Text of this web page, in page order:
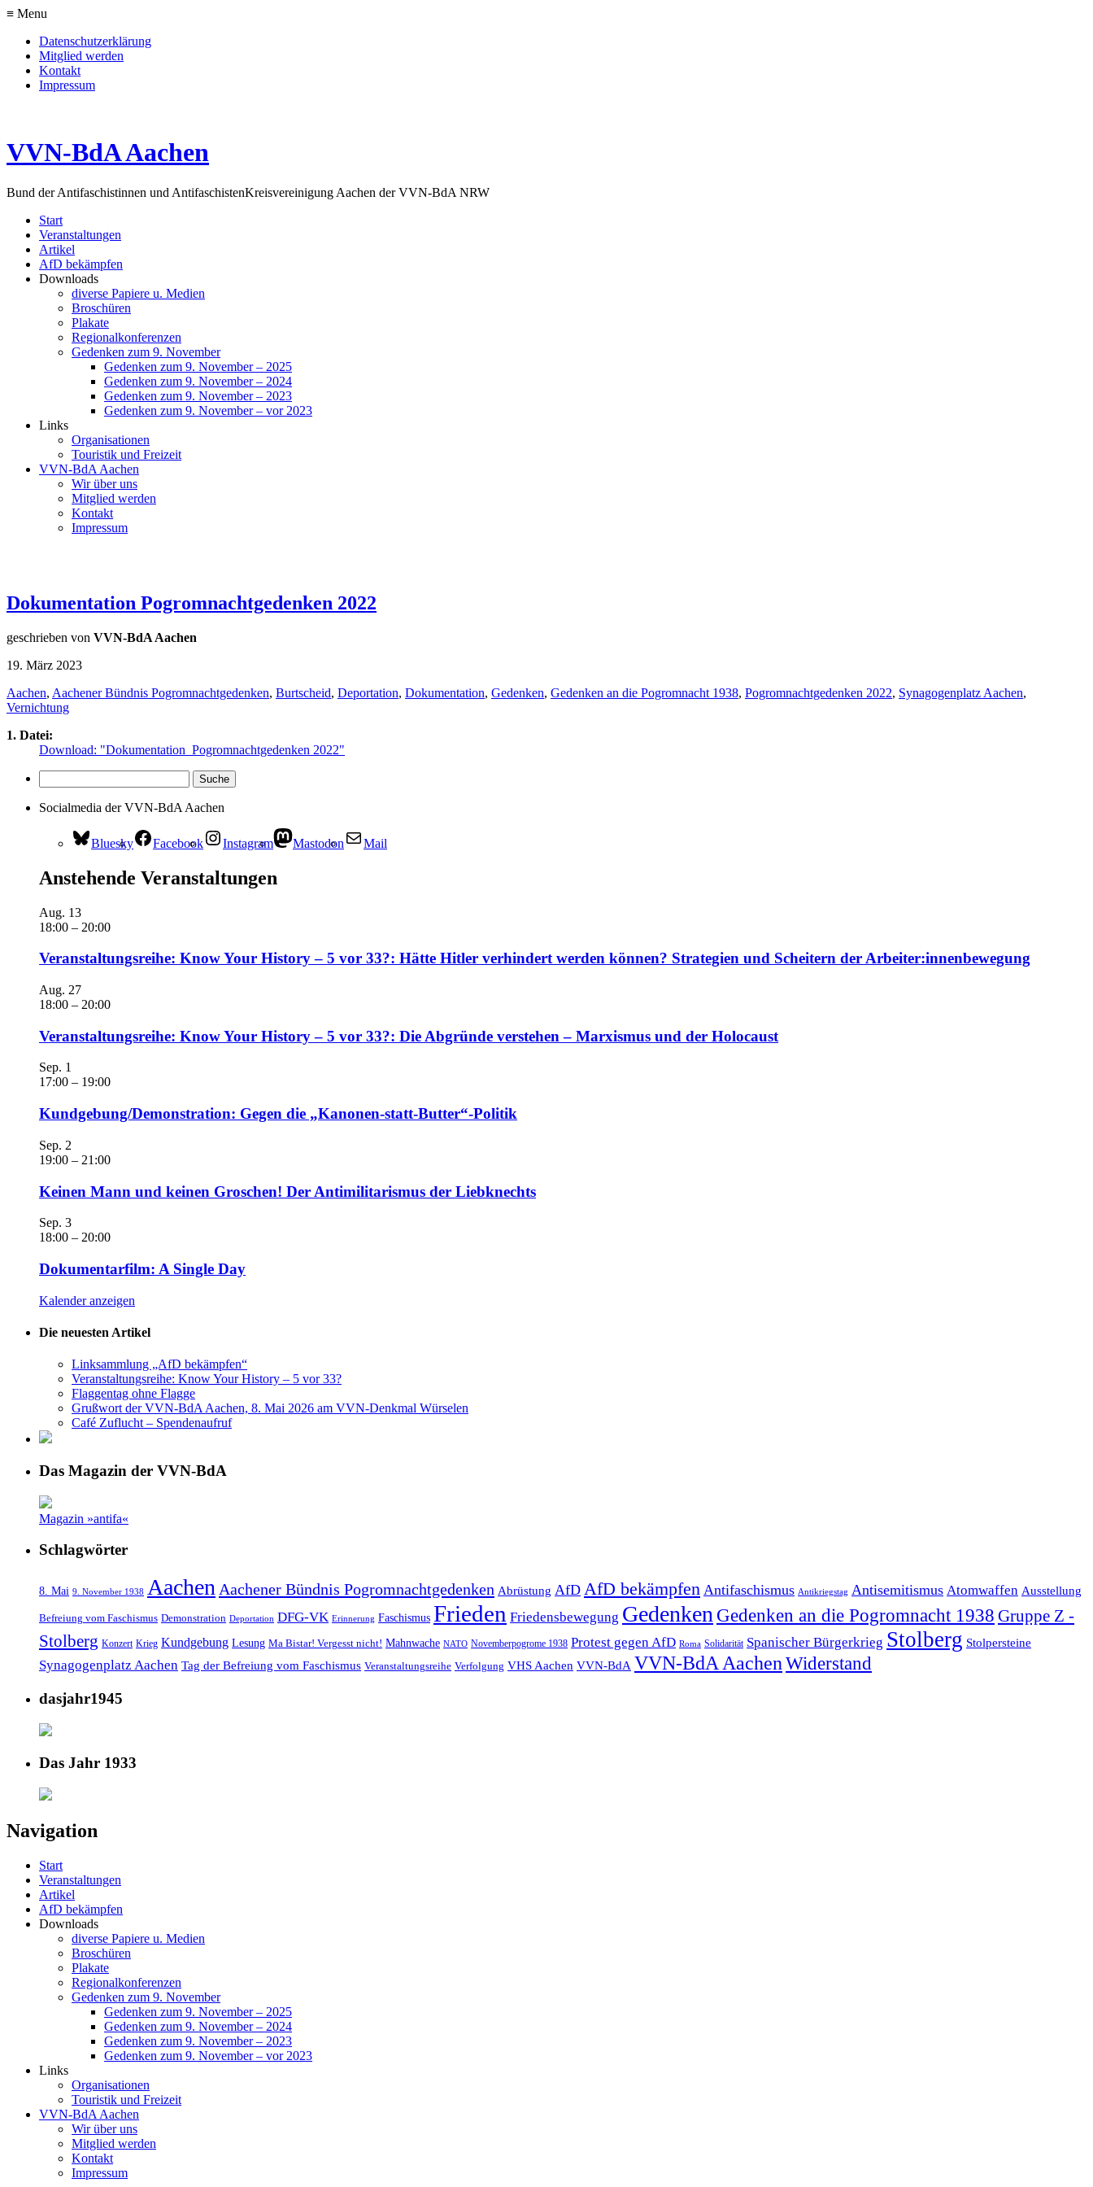
≡ Menu
Datenschutzerklärung
Mitglied werden
Kontakt
Impressum
VVN-BdA Aachen
Bund der Antifaschistinnen und AntifaschistenKreisvereinigung Aachen der VVN-BdA NRW
Start
Veranstaltungen
Artikel
AfD bekämpfen
Downloads
diverse Papiere u. Medien
Broschüren
Plakate
Regionalkonferenzen
Gedenken zum 9. November
Gedenken zum 9. November – 2025
Gedenken zum 9. November – 2024
Gedenken zum 9. November – 2023
Gedenken zum 9. November – vor 2023
Links
Organisationen
Touristik und Freizeit
VVN-BdA Aachen
Wir über uns
Mitglied werden
Kontakt
Impressum
Dokumentation Pogromnachtgedenken 2022
geschrieben von VVN-BdA Aachen
19. März 2023
Aachen, Aachener Bündnis Pogromnachtgedenken, Burtscheid, Deportation, Dokumentation, Gedenken, Gedenken an die Pogromnacht 1938, Pogromnachtgedenken 2022, Synagogenplatz Aachen,
Vernichtung
1. Datei:
Download: "Dokumentation_Pogromnachtgedenken 2022"
Socialmedia der VVN-BdA Aachen
Bluesky Facebook Instagram Mastodon Mail
Anstehende Veranstaltungen
Aug. 13
18:00 – 20:00
Veranstaltungsreihe: Know Your History – 5 vor 33?: Hätte Hitler verhindert werden können? Strategien und Scheitern der Arbeiter:innenbewegung
Aug. 27
18:00 – 20:00
Veranstaltungsreihe: Know Your History – 5 vor 33?: Die Abgründe verstehen – Marxismus und der Holocaust
Sep. 1
17:00 – 19:00
Kundgebung/Demonstration: Gegen die „Kanonen-statt-Butter“-Politik
Sep. 2
19:00 – 21:00
Keinen Mann und keinen Groschen! Der Antimilitarismus der Liebknechts
Sep. 3
18:00 – 20:00
Dokumentarfilm: A Single Day
Kalender anzeigen
Die neuesten Artikel
Linksammlung „AfD bekämpfen“
Veranstaltungsreihe: Know Your History – 5 vor 33?
Flaggentag ohne Flagge
Grußwort der VVN-BdA Aachen, 8. Mai 2026 am VVN-Denkmal Würselen
Café Zuflucht – Spendenaufruf
Das Magazin der VVN-BdA
Magazin »antifa«
Schlagwörter
8. Mai 9. November 1938 Aachen Aachener Bündnis Pogromnachtgedenken Abrüstung AfD AfD bekämpfen Antifaschismus Antikriegstag Antisemitismus Atomwaffen Ausstellung
Befreiung vom Faschismus Demonstration Deportation DFG-VK Erinnerung Faschismus Frieden Friedensbewegung Gedenken Gedenken an die Pogromnacht 1938 Gruppe Z -
Stolberg Konzert Krieg Kundgebung Lesung Ma Bistar! Vergesst nicht! Mahnwache NATO Novemberpogrome 1938 Protest gegen AfD Roma Solidarität Spanischer Bürgerkrieg Stolberg Stolpersteine
Synagogenplatz Aachen Tag der Befreiung vom Faschismus Veranstaltungsreihe Verfolgung VHS Aachen VVN-BdA VVN-BdA AachenWiderstand
dasjahr1945
Das Jahr 1933
Navigation
Start
Veranstaltungen
Artikel
AfD bekämpfen
Downloads
diverse Papiere u. Medien
Broschüren
Plakate
Regionalkonferenzen
Gedenken zum 9. November
Gedenken zum 9. November – 2025
Gedenken zum 9. November – 2024
Gedenken zum 9. November – 2023
Gedenken zum 9. November – vor 2023
Links
Organisationen
Touristik und Freizeit
VVN-BdA Aachen
Wir über uns
Mitglied werden
Kontakt
Impressum